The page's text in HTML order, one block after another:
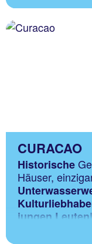
CURACAO
Historische
Häuser,
jungen Leuten!